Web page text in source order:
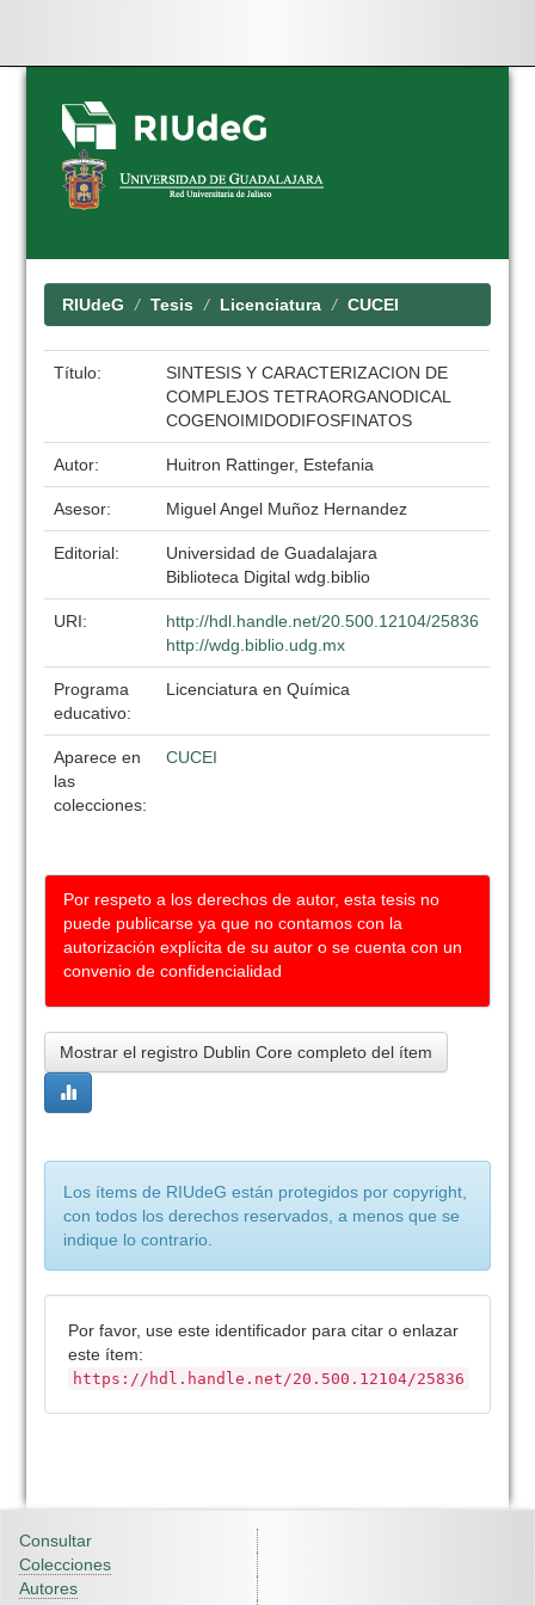
Skip
navigation
RIUdeG Tesis Licenciatura CUCEI
Título:
SINTESIS Y CARACTERIZACION DE
COMPLEJOS TETRAORGANODICAL
COGENOIMIDODIFOSFINATOS
Autor: Huitron Rattinger, Estefania
Asesor: Miguel Angel Muñoz Hernandez
Editorial:
Universidad de Guadalajara
Biblioteca Digital wdg.biblio
URI:
http://hdl.handle.net/20.500.12104/25836
http://wdg.biblio.udg.mx
Programa
educativo:
Licenciatura en Química
Aparece en
las
colecciones:
CUCEI
Por respeto a los derechos de autor, esta tesis no
puede publicarse ya que no contamos con la
autorización explícita de su autor o se cuenta con un
convenio de confidencialidad
Mostrar el registro Dublin Core completo del ítem
Los ítems de RIUdeG están protegidos por copyright,
con todos los derechos reservados, a menos que se
indique lo contrario.
Por favor, use este identificador para citar o enlazar
este ítem:
https://hdl.handle.net/20.500.12104/25836
Consultar
Colecciones
Autores